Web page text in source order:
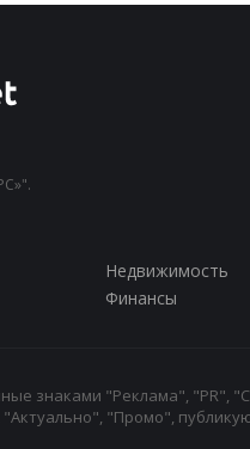
Недвижимость
Финансы
знаками "Реклама", "PR",
"Промо",